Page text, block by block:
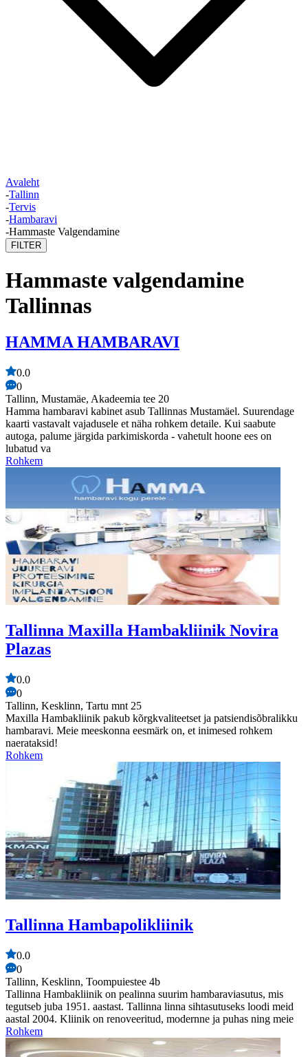
Avaleht
-Tallinn
-Tervis
-Hambaravi
-Hammaste Valgendamine
FILTER
Hammaste valgendamine
Tallinnas
HAMMA HAMBARAVI
0.0
0
Tallinn, Mustamäe, Akadeemia tee 20
Hamma hambaravi kabinet asub Tallinnas Mustamäel. Suurendage
kaarti vastavalt vajadusele et näha rohkem detaile. Kui saabute
autoga, palume järgida parkimiskorda - vahetult hoone ees on
lubatud va
Rohkem
Tallinna Maxilla Hambakliinik Novira
Plazas
0.0
0
Tallinn, Kesklinn, Tartu mnt 25
Maxilla Hambakliinik pakub kõrgkvaliteetset ja patsiendisõbralikku
hambaravi. Meie meeskonna eesmärk on, et inimesed rohkem
naerataksid!
Rohkem
Tallinna Hambapolikliinik
0.0
0
Tallinn, Kesklinn, Toompuiestee 4b
Tallinna Hambakliinik on pealinna suurim hambaraviasutus, mis
tegutseb juba 1951. aastast. Tallinna linna sihtasutuseks loodi meid
aastal 2004. Kliinik on renoveeritud, modernne ja puhas ning meie
Rohkem